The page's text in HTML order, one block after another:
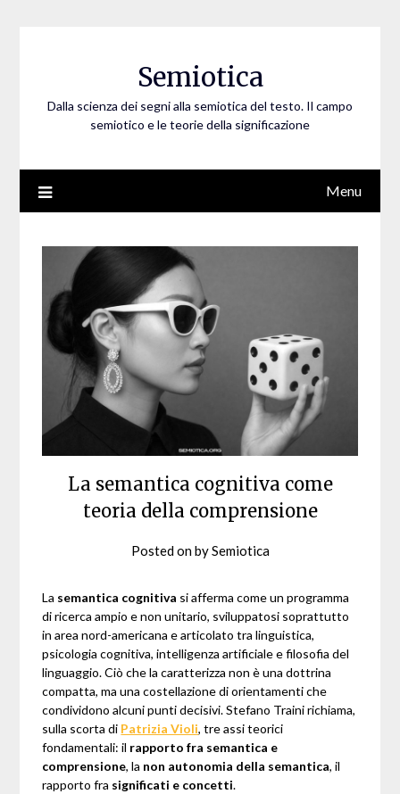
Semiotica
Dalla scienza dei segni alla semiotica del testo. Il campo
semiotico e le teorie della significazione
Menu
La semantica cognitiva come
teoria della comprensione
Posted onbySemiotica
La semantica cognitiva si afferma come un programma
di ricerca ampio e non unitario, sviluppatosi soprattutto
in area nord-americana e articolato tra linguistica,
psicologia cognitiva, intelligenza artificiale e filosofia del
linguaggio. Ciò che la caratterizza non è una dottrina
compatta, ma una costellazione di orientamenti che
condividono alcuni punti decisivi. Stefano Traini richiama,
sulla scorta di Patrizia Violi, tre assi teorici
fondamentali: il rapporto fra semantica e
comprensione, la non autonomia della semantica, il
rapporto fra significati e concetti.